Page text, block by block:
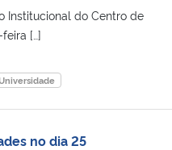
Institucional do Centro de
[…]
no dia 25